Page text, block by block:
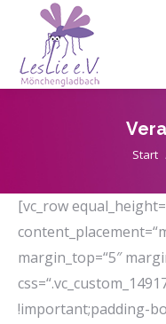
Sie
Start
[vc_row
margin_top=“5″
!important;padding-